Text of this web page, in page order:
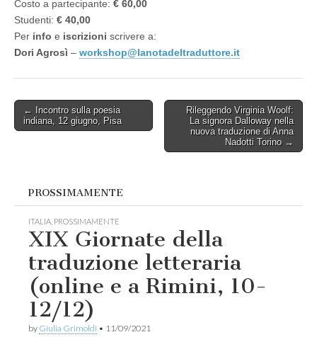
Costo a partecipante: € 60,00
Studenti: € 40,00
Per info e iscrizioni scrivere a:
Dori Agrosì – workshop@lanotadeltraduttore.it
Post
navigation
← Incontro sulla poesia
indiana, 12 giugno, Pisa
Rileggendo Virginia Woolf:
La signora Dalloway nella
nuova traduzione di Anna
Nadotti Torino →
PROSSIMAMENTE
ITALIA PROSSIMAMENTE
XIX Giornate della
traduzione letteraria
(online e a Rimini, 10-
12/12)
by Giulia Grimoldi • 11/09/2021